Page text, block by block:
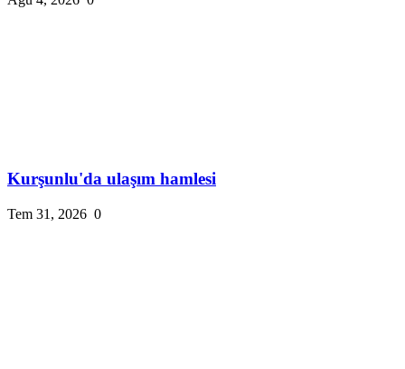
Kurşunlu'da ulaşım hamlesi
Tem 31, 2026 0